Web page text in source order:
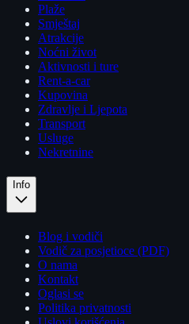
Plaže
Smještaj
Atrakcije
Noćni život
Aktivnosti i ture
Rent-a-car
Kupovina
Zdravlje i Ljepota
Transport
Usluge
Nekretnine
Info
Blog i vodiči
Vodič za posjetioce (PDF)
O nama
Kontakt
Oglasi se
Politika privatnosti